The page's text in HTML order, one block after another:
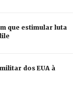
que estimular luta
dos EUA à